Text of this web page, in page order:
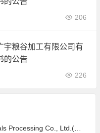
206
宇粮谷加工有限公司有
的公告
226
谷加工有限公司)JAS有机产品认证证书的公告